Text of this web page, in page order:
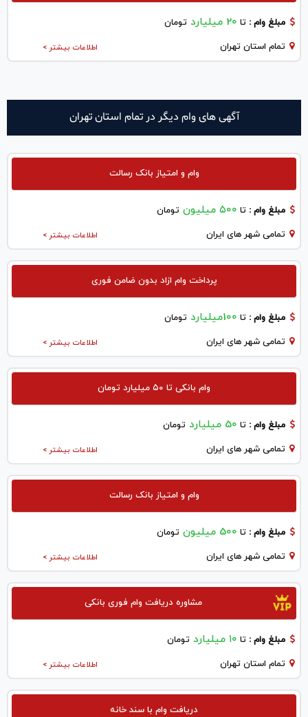
مبلغ وام : تا 20 میلیارد تومان
اطلاعات بیشتر > تمام استان تهران
آگهی های وام دیگر در تمام استان تهران
وام و امتیاز بانک رسالت
مبلغ وام : تا ۵۰۰ میلیون تومان
اطلاعات بیشتر > تمامی شهر های ایران
پرداخت وام ازاد بدون ضامن فوری
مبلغ وام : تا 100میلیارد تومان
اطلاعات بیشتر > تمامی شهر های ایران
وام بانکی تا ۵۰ میلیارد تومان
مبلغ وام : تا 50 میلیارد تومان
اطلاعات بیشتر > تمامی شهر های ایران
وام و امتیاز بانک رسالت
مبلغ وام : تا 500 میلیون تومان
اطلاعات بیشتر > تمامی شهر های ایران
مشاوره دریافت وام فوری بانکی
مبلغ وام : تا ۱۰ میلیارد تومان
اطلاعات بیشتر > تمام استان تهران
دریافت وام با سند خانه